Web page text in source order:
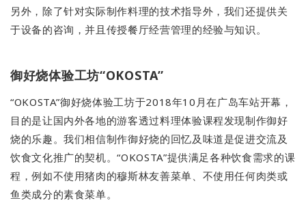
另外，除了针对实际制作料理的技术指导外，我们还提供关
于设备的咨询，并且传授餐厅经营管理的经验与知识。
御好烧体验工坊“OKOSTA”
“OKOSTA”御好烧体验工坊于2018年10月在广岛车站开幕，
目的是让国内外各地的游客透过料理体验课程发现制作御好
烧的乐趣。我们相信制作御好烧的回忆及味道是促进交流及
饮食文化推广的契机。“OKOSTA”提供满足各种饮食需求的课
程，例如不使用猪肉的穆斯林友善菜单、不使用任何肉类或
鱼类成分的素食菜单。